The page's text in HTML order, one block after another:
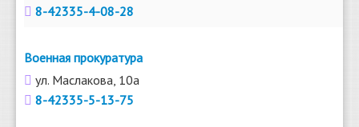
8-42335-4-08-28
Военная прокуратура
ул. Маслакова, 10а
8-42335-5-13-75